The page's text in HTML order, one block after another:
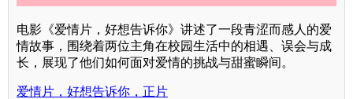
电影《爱情片，好想告诉你》讲述了一段青涩而感人的爱
情故事，围绕着两位主角在校园生活中的相遇、误会与成
长，展现了他们如何面对爱情的挑战与甜蜜瞬间。
爱情片，好想告诉你，正片